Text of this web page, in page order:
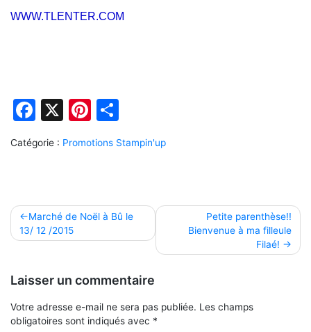
WWW.TLENTER.COM
Facebook
X Pinterest
Catégorie : Promotions Stampin'up
Navigation
de
Marché de Noël à Bû le
13/ 12 /2015
Petite parenthèse!!
Bienvenue à ma filleule
Filaé!
Laisser un commentaire
Votre adresse e-mail ne sera pas publiée. Les champs
obligatoires sont indiqués avec *